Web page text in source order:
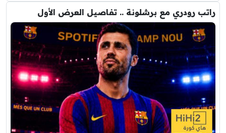
راتب رودري مع برشلونة .. تفاصيل العرض الأول